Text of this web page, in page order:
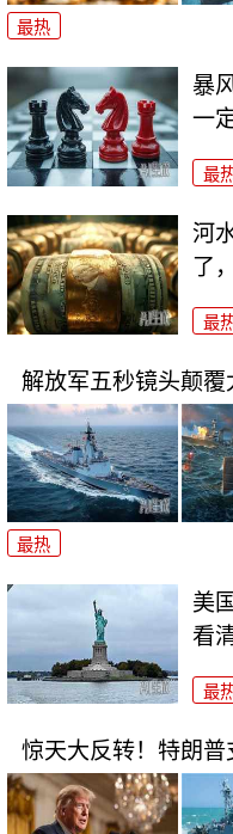
最热
暴
一
最
河
了
最
解放军五秒镜头颠
最热
美
看
最
惊天大反转！特朗